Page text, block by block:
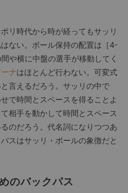
リ時代から時が経ってもサッリ
ない。ボール保持の配置は［4-
や横に中盤の選手が移動してく
ナはほとんど行わない。可変式
言えるだろう。サッリの中で
で時間とスペースを得ることよ
相手を動かして時間とスペース
のだろう。代名詞になりつつあ
スはサッリ・ボールの象徴だと
のバックパス